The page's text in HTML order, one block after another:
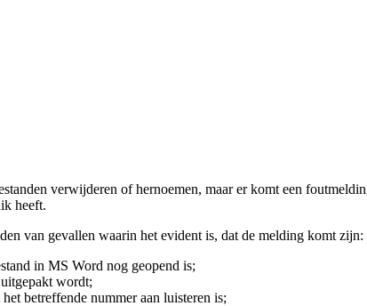
verwijderen of hernoemen, maar er komt een
heeft.
van gevallen waarin het evident is, dat de melding komt zijn:
in MS Word nog geopend is;
wordt;
betreffende nummer aan luisteren is;